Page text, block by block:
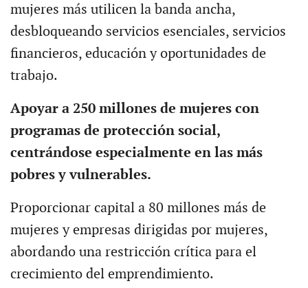
mujeres más utilicen la banda ancha,
desbloqueando servicios esenciales, servicios
financieros, educación y oportunidades de
trabajo.
Apoyar a 250 millones de mujeres con
programas de protección social,
centrándose especialmente en las más
pobres y vulnerables.
Proporcionar capital a 80 millones más de
mujeres y empresas dirigidas por mujeres,
abordando una restricción crítica para el
crecimiento del emprendimiento.